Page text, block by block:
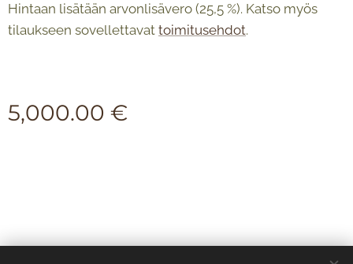
Hintaan lisätään arvonlisävero (25,5 %). Katso myös
tilaukseen sovellettavat toimitusehdot.
5,000.00 €